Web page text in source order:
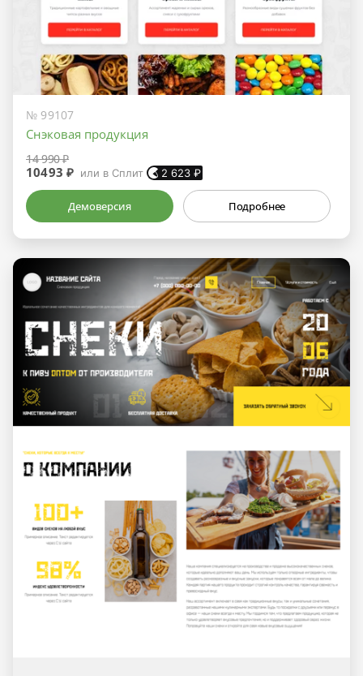
№ 99107
Снэковая продукция
14 990 ₽
10493 ₽ или в Сплит 2 623 ₽
Демоверсия Подробнее